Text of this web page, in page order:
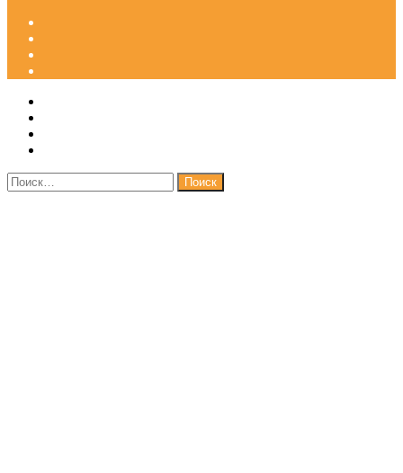
Facebook
Google+
Одноклассники
WhatsApp
Telegram
Viber
Кнопка
«Наверх»
Закрыть
Найти: